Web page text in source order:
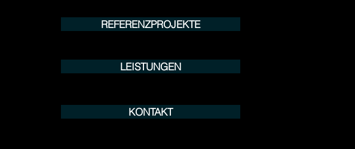
KONTAKT
LEISTUNGEN
REFERENZPROJEKTE